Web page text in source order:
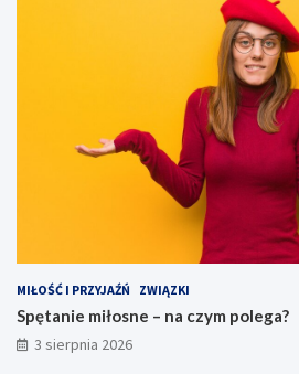
MIŁOŚĆ I PRZYJAŹŃ ZWIĄZKI
Spętanie miłosne – na czym polega?
3 sierpnia 2026